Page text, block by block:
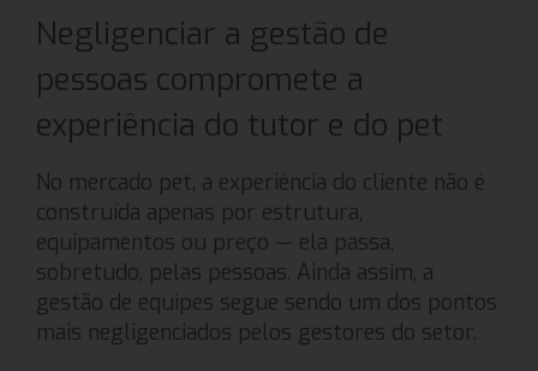
Negligenciar a gestão de
pessoas compromete a
experiência do tutor e do pet
No mercado pet, a experiência do cliente não é
construída apenas por estrutura,
equipamentos ou preço — ela passa,
sobretudo, pelas pessoas. Ainda assim, a
gestão de equipes segue sendo um dos pontos
mais negligenciados pelos gestores do setor.